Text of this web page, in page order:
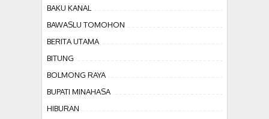
BAKU KANAL
BAWASLU TOMOHON
BERITA UTAMA
BITUNG
BOLMONG RAYA
BUPATI MINAHASA
HIBURAN